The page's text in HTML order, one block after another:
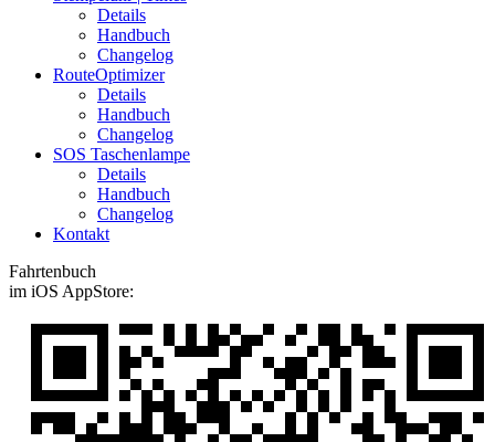
Details
Handbuch
Changelog
RouteOptimizer
Details
Handbuch
Changelog
SOS Taschenlampe
Details
Handbuch
Changelog
Kontakt
Fahrtenbuch
im iOS AppStore: